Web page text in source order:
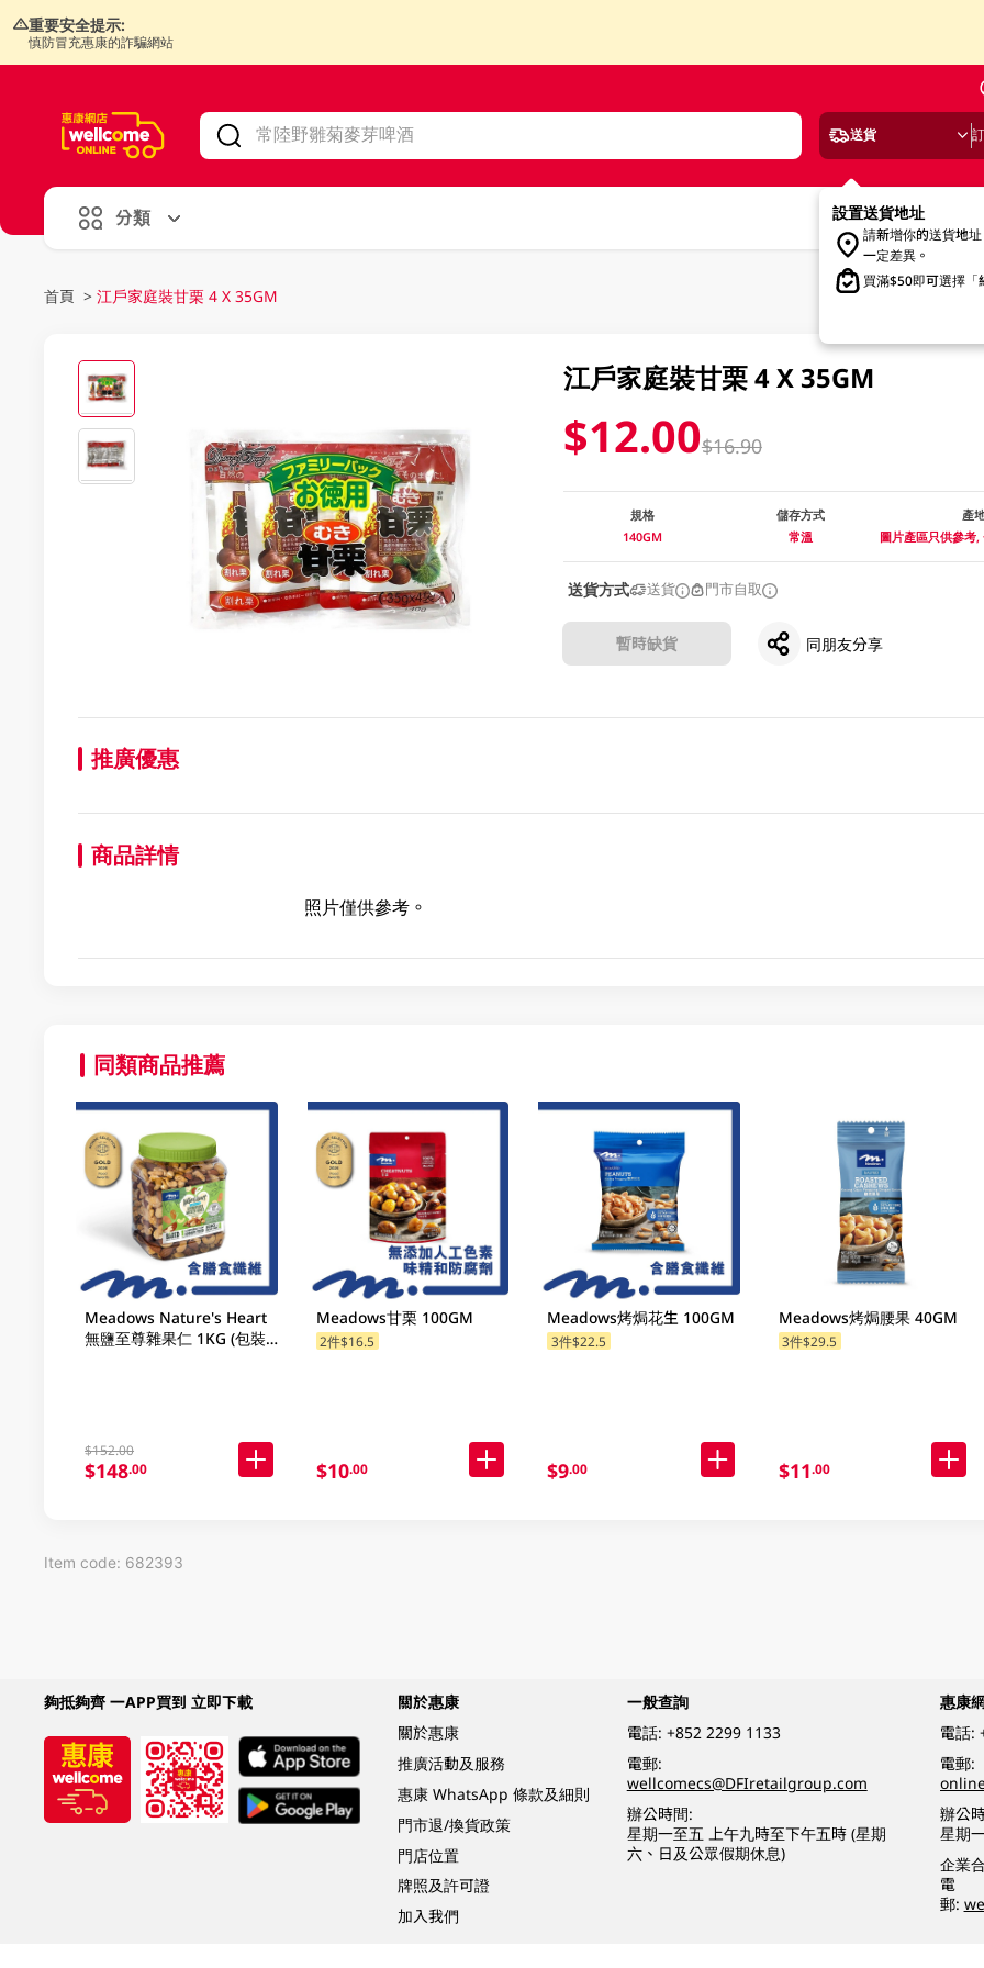
重要安全提示:
慎防冒充惠康的詐騙網站
送貨
設置送貨地址
請新增你的送貨地
一定差異。
買滿$50即可選擇「
分類
首頁 > 江戶家庭裝甘栗 4 X 35GM
江戶家庭裝甘栗 4 X 35GM
$12.00$16.90
規格
140GM
儲存方式
常溫
產
圖片產區只供參考
送貨方式 送貨 門市自取
暫時缺貨 同朋友分享
推廣優惠
商品詳情
照片僅供參考。
同類商品推薦
Meadows Nature's Heart
無鹽至尊雜果仁 1KG (包裝
$152.00
$148.00
Meadows甘栗 100GM
2件$16.5
$10.00
Meadows烤焗花生 100GM
3件$22.5
$9.00
Meadows烤焗腰果 40GM
3件$29.5
$11.00
Item code: 682393
夠抵夠齊 一APP買到 立即下載
關於惠康
關於惠康
推廣活動及服務
惠康 WhatsApp 條款及細則
門市退/換貨政策
門店位置
牌照及許可證
加入我們
一般查詢
電話: +852 2299 1133
電郵:
wellcomecs@DFIretailgroup.com
辦公時間:
星期一至五 上午九時至下午五時 (星期
六、日及公眾假期休息)
惠康
電話:
電郵:
辦公
星期
企業
電
郵: